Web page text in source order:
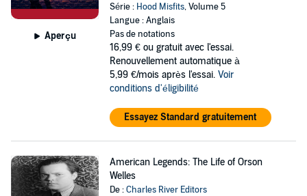
Aperçu
Série : Hood Misfits, Volume 5
Langue : Anglais
Pas de notations
16,99 € ou gratuit avec l'essai.
Renouvellement automatique à
5,99 €/mois après l'essai. Voir
conditions d'éligibilité
Essayez Standard gratuitement
American Legends: The Life of Orson
Welles
De :Charles River Editors